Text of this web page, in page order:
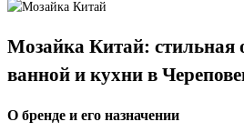
Мозайка Китай: стильная
ванной и кухни в
О бренде и его назначении